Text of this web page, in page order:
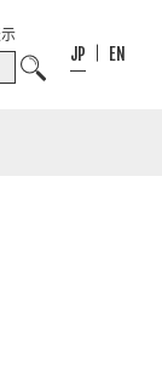
JP EN
お気に入り